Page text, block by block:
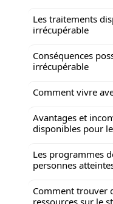
Les traitements
irrécupérable
Conséquences
irrécupérable
Comment vivre
Avantages et
disponibles pour
Les programmes
personnes
Comment trouver
ressources sur le